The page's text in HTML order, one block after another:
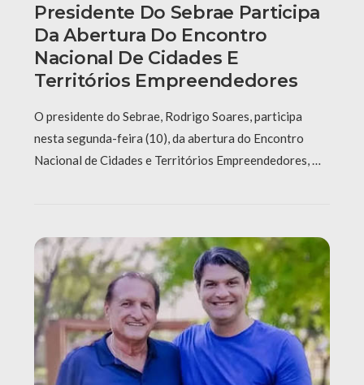
Presidente Do Sebrae Participa
Da Abertura Do Encontro
Nacional De Cidades E
Territórios Empreendedores
O presidente do Sebrae, Rodrigo Soares, participa
nesta segunda-feira (10), da abertura do Encontro
Nacional de Cidades e Territórios Empreendedores, …